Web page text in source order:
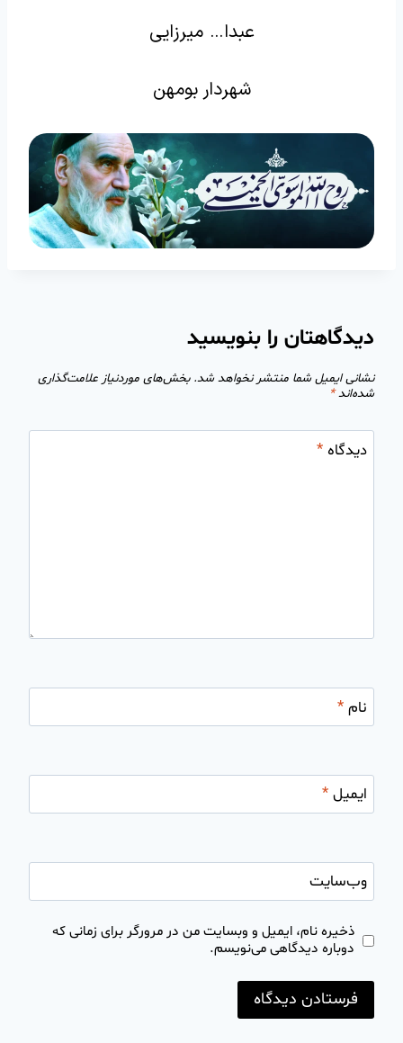
عبدا… میرزایی
شهردار بومهن
دیدگاهتان را بنویسید
نشانی ایمیل شما منتشر نخواهد شد. بخش‌های موردنیاز علامت‌گذاری
شده‌اند*
دیدگاه*
نام*
ایمیل*
وب‌سایت
ذخیره نام، ایمیل و وبسایت من در مرورگر برای زمانی که
دوباره دیدگاهی می‌نویسم.